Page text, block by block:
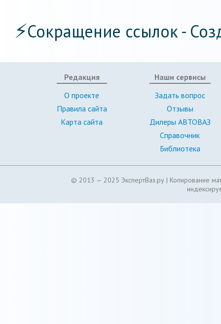
⚡Сокращение ссылок -
Редакция
О проекте
Правила сайта
Карта сайта
Наши сервисы
Задать вопрос
Отзывы
Дилеры АВТОВАЗ
Справочник
Библиотека
© 2013 — 2025 ЭкспертВаз.ру | Копирование